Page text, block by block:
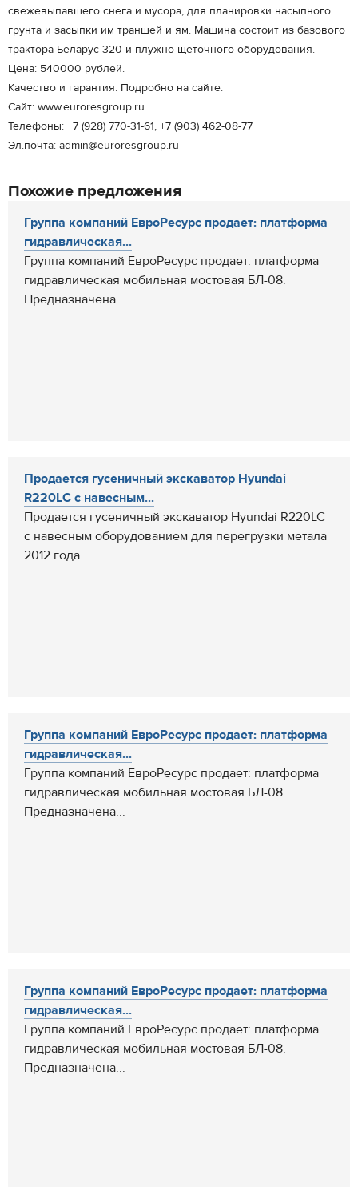
свежевыпавшего снега и мусора, для планировки насыпного
грунта и засыпки им траншей и ям. Машина состоит из базового
трактора Беларус 320 и плужно-щеточного оборудования.
Цена: 540000 рублей.
Качество и гарантия. Подробно на сайте.
Сайт: www.euroresgroup.ru
Телефоны: +7 (928) 770-31-61, +7 (903) 462-08-77
Эл.почта: admin@euroresgroup.ru
Похожие предложения
Группа компаний ЕвроРесурс продает: платформа
гидравлическая...
Группа компаний ЕвроРесурс продает: платформа
гидравлическая мобильная мостовая БЛ-08.
Предназначена...
Продается гусеничный экскаватор Hyundai
R220LC с навесным...
Продается гусеничный экскаватор Hyundai R220LC
с навесным оборудованием для перегрузки метала
2012 года...
Группа компаний ЕвроРесурс продает: платформа
гидравлическая...
Группа компаний ЕвроРесурс продает: платформа
гидравлическая мобильная мостовая БЛ-08.
Предназначена...
Группа компаний ЕвроРесурс продает: платформа
гидравлическая...
Группа компаний ЕвроРесурс продает: платформа
гидравлическая мобильная мостовая БЛ-08.
Предназначена...